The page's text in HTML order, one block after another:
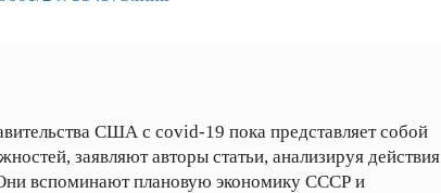
США с covid-19 пока представляет собой
заявляют авторы статьи, анализируя действия
вспоминают плановую экономику СССР и